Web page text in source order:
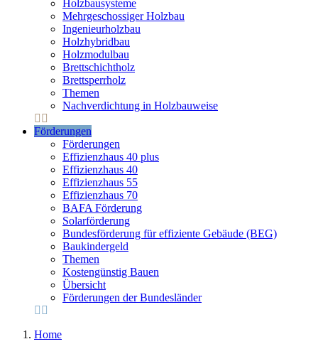
Holzbausysteme
Mehrgeschossiger Holzbau
Ingenieurholzbau
Holzhybridbau
Holzmodulbau
Brettschichtholz
Brettsperrholz
Themen
Nachverdichtung in Holzbauweise
Förderungen
Förderungen
Effizienzhaus 40 plus
Effizienzhaus 40
Effizienzhaus 55
Effizienzhaus 70
BAFA Förderung
Solarförderung
Bundesförderung für effiziente Gebäude (BEG)
Baukindergeld
Themen
Kostengünstig Bauen
Übersicht
Förderungen der Bundesländer
Home